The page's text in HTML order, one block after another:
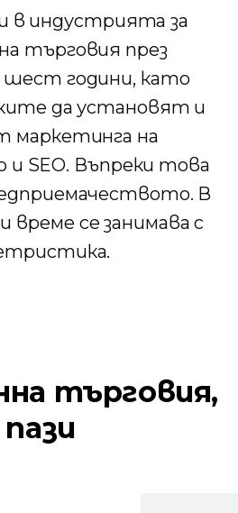
в индустрията за
търговия през
шест години, като
да установят и
маркетинга на
SEO. Въпреки това
В
време се занимава с
търговия,